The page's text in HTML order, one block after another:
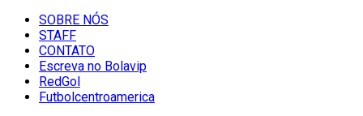
SOBRE NÓS
STAFF
CONTATO
Escreva no Bolavip
RedGol
Futbolcentroamerica